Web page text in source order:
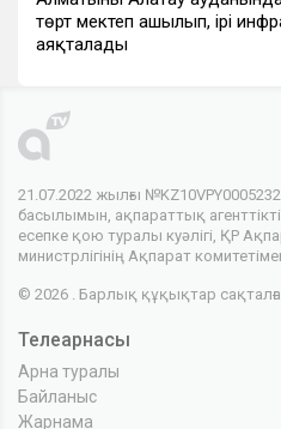
төрт мектеп ашылып, ірі
аяқталады
21.07.2022 жылғы
басылымын, ақпараттық
есепке қою туралы куәлігі, ҚР
министрлігінің Ақпарат
© 2026 . Барлық құқықтар
Телеарнасы
Арна туралы
Байланыс
Жарнама